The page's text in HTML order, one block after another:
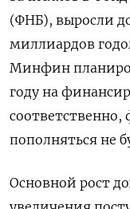
(ФНБ), выросли
миллиардов
Минфин
году на
соответственно,
пополняться не
Основной рост